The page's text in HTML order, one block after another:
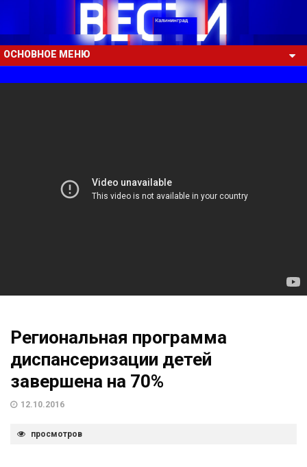
ОСНОВНОЕ МЕНЮ
Региональная программа
диспансеризации детей
завершена на 70%
12.10.2016
просмотров